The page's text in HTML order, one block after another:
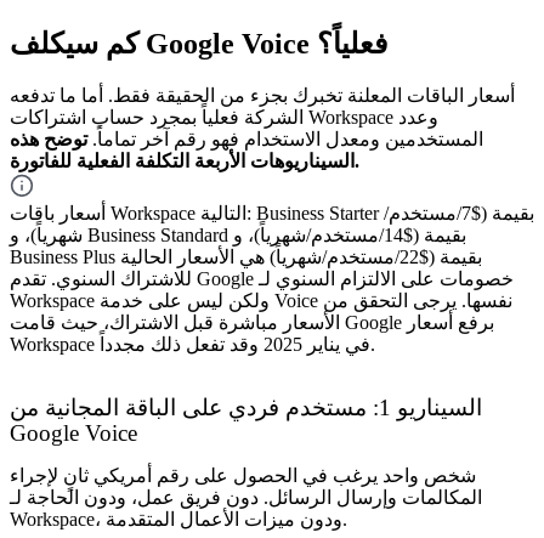
كم سيكلف Google Voice فعلياً؟
أسعار الباقات المعلنة تخبرك بجزء من الحقيقة فقط. أما ما تدفعه
الشركة فعلياً بمجرد حساب اشتراكات Workspace وعدد
المستخدمين ومعدل الاستخدام فهو رقم آخر تماماً.توضح هذه
السيناريوهات الأربعة التكلفة الفعلية للفاتورة.
أسعار باقات Workspace التالية: Business Starter بقيمة ($7/مستخدم/
شهرياً)، و Business Standard بقيمة ($14/مستخدم/شهرياً)، و
Business Plus بقيمة ($22/مستخدم/شهرياً) هي الأسعار الحالية
للاشتراك السنوي. تقدم Google خصومات على الالتزام السنوي لـ
Workspace ولكن ليس على خدمة Voice نفسها. يرجى التحقق من
الأسعار مباشرة قبل الاشتراك، حيث قامت Google برفع أسعار
Workspace في يناير 2025 وقد تفعل ذلك مجدداً.
السيناريو 1: مستخدم فردي على الباقة المجانية من
Google Voice
شخص واحد يرغب في الحصول على رقم أمريكي ثانٍ لإجراء
المكالمات وإرسال الرسائل. دون فريق عمل، ودون الحاجة لـ
Workspace، ودون ميزات الأعمال المتقدمة.